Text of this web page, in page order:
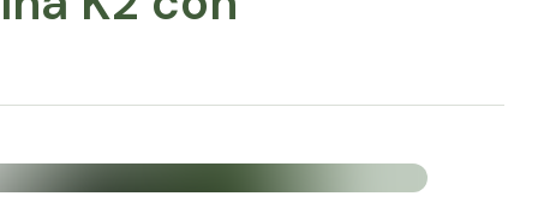
un prestigioso fabricante europeo.
calidad superior.